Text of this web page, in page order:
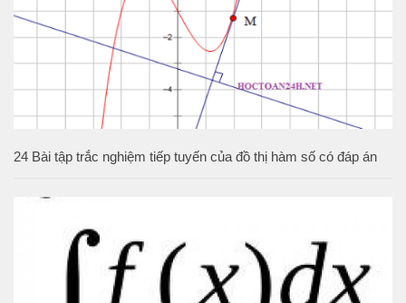
24 Bài tập trắc nghiệm tiếp tuyến của đồ thị hàm số có đáp án